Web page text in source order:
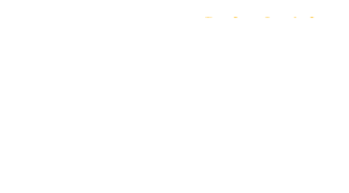
Redes Sociales